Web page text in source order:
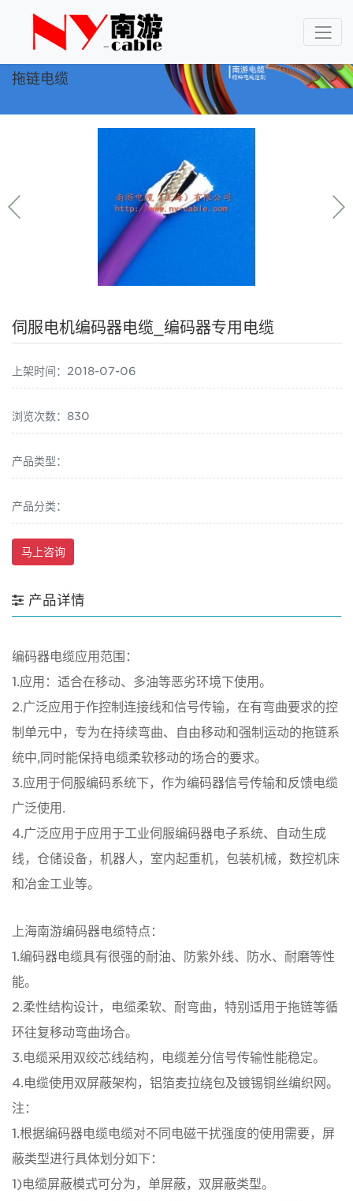
拖链电缆
伺服电机编码器电缆_编码器专用电缆
上架时间：2018-07-06
浏览次数：830
产品类型：
产品分类：
马上咨询
产品详情
编码器电缆应用范围：
1.应用：适合在移动、多油等恶劣环境下使用。
2.广泛应用于作控制连接线和信号传输，在有弯曲要求的控
制单元中，专为在持续弯曲、自由移动和强制运动的拖链系
统中,同时能保持电缆柔软移动的场合的要求。
3.应用于伺服编码系统下，作为编码器信号传输和反馈电缆
广泛使用.
4.广泛应用于应用于工业伺服编码器电子系统、自动生成
线，仓储设备，机器人，室内起重机，包装机械，数控机床
和冶金工业等。
上海南游编码器电缆特点：
1.编码器电缆具有很强的耐油、防紫外线、防水、耐磨等性
能。
2.柔性结构设计，电缆柔软、耐弯曲，特别适用于拖链等循
环往复移动弯曲场合。
3.电缆采用双绞芯线结构，电缆差分信号传输性能稳定。
4.电缆使用双屏蔽架构，铝箔麦拉绕包及镀锡铜丝编织网。
注：
1.根据编码器电缆电缆对不同电磁干扰强度的使用需要，屏
蔽类型进行具体划分如下：
1)电缆屏蔽模式可分为，单屏蔽，双屏蔽类型。